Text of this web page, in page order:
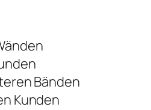
Bänden
Kunden